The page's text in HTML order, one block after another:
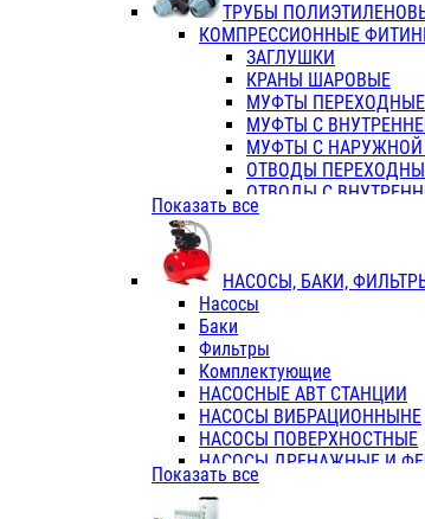
Отвертки
Хоз. инвентарь
ЭЛ. ИНСТРУМЕНТ OASIS
ТРУБЫ
КОМПРЕССИОННЫЕ
ЗАГЛУШКИ
КРАНЫ ШАРОВЫЕ
МУФТЫ
МУФТЫ С
МУФТЫ С НАРУЖНОЙ
ОТВОДЫ
ОТВОДЫ С
ОТВОДЫ С НАРУЖНОЙ
ТРОЙНИКИ
ТРОЙНИКИ С
КОЛЬЦА РЕЗИНОВЫЕ
ТРУБЫ НАПОРНЫЕ
ТРУБЫ
ТРУБЫ
Показать все
НАСОСЫ, БАКИ,
Насосы
Баки
Фильтры
Комплектующие
НАСОСНЫЕ АВТ СТАНЦИИ
НАСОСЫ ВИБРАЦИОННЫНЕ
НАСОСЫ ПОВЕРХНОСТНЫЕ
НАСОСЫ ДРЕНАЖНЫЕ И
НАСОСЫ ПОВЫСИТ и
НАСОСЫ СКВАЖИННЫЕ
Показать все